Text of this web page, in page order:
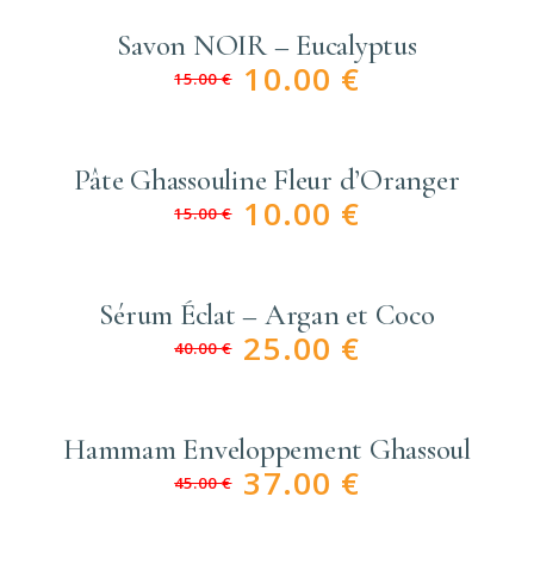
Savon NOIR – Eucalyptus
15.00€ 10.00 €
Pâte Ghassouline Fleur d’Oranger
15.00€ 10.00 €
Sérum Éclat – Argan et Coco
40.00€ 25.00 €
Hammam Enveloppement Ghassoul
45.00€ 37.00 €